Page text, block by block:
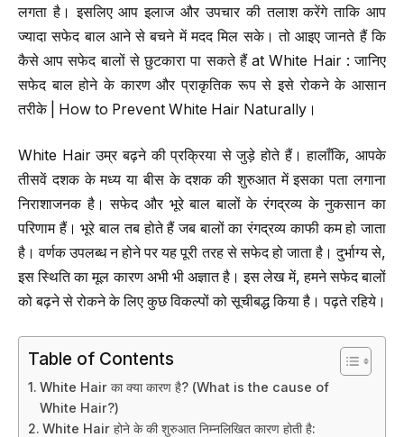
लगता है। इसलिए आप इलाज और उपचार की तलाश करेंगे ताकि आप
ज्यादा सफेद बाल आने से बचने में मदद मिल सके। तो आइए जानते हैं कि
कैसे आप सफेद बालों से छुटकारा पा सकते हैं at White Hair : जानिए
सफेद बाल होने के कारण और प्राकृतिक रूप से इसे रोकने के आसान
तरीके | How to Prevent White Hair Naturally।
White Hair उम्र बढ़ने की प्रक्रिया से जुड़े होते हैं। हालाँकि, आपके
तीसवें दशक के मध्य या बीस के दशक की शुरुआत में इसका पता लगाना
निराशाजनक है। सफेद और भूरे बाल बालों के रंगद्रव्य के नुकसान का
परिणाम हैं। भूरे बाल तब होते हैं जब बालों का रंगद्रव्य काफी कम हो जाता
है। वर्णक उपलब्ध न होने पर यह पूरी तरह से सफेद हो जाता है। दुर्भाग्य से,
इस स्थिति का मूल कारण अभी भी अज्ञात है। इस लेख में, हमने सफेद बालों
को बढ़ने से रोकने के लिए कुछ विकल्पों को सूचीबद्ध किया है। पढ़ते रहिये।
Table of Contents
White Hair का क्या कारण है? (What is the cause of
White Hair?)
White Hair होने के की शुरुआत निम्नलिखित कारण होती है: